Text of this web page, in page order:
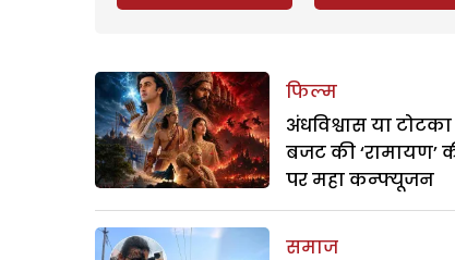
फिल्म
अंधविश्वास या
बजट की ‘रामायण’
पर महा कन्फ्यूजन
समाज